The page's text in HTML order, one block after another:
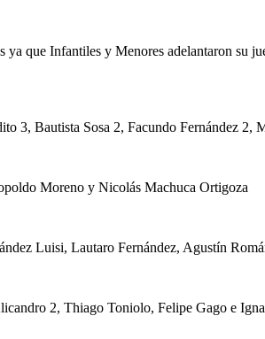
que Infantiles y Menores adelantaron su
3, Bautista Sosa 2, Facundo Fernández 2,
Moreno y Nicolás Machuca Ortigoza
Luisi, Lautaro Fernández, Agustín
2, Thiago Toniolo, Felipe Gago e